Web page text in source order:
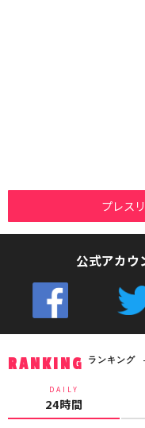
プレス
公式アカウ
RANKING ランキング
DAILY
24時間